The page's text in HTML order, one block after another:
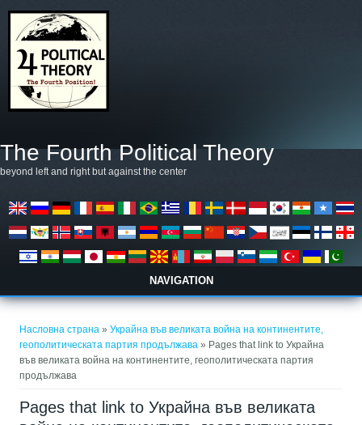
The Fourth Political Theory
beyond left and right but against the center
NAVIGATION
Насловна страна »Украйна във великата война на континентите,
геополитическата партия продължава » Pages that link to Украйна
във великата война на континентите, геополитическата партия
продължава
Pages that link to Украйна във великата